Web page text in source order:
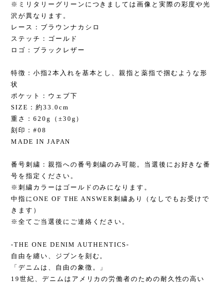
※ミリタリーグリーンにつきましては画像と実際の彩度や光
沢が異なります。
レース：ブラウンナカシロ
ステッチ：ゴールド
ロゴ：ブラックレザー
特徴：小指2本入れを基本とし、親指と薬指で掴むような形
状
ポケット：ウェブ下
SIZE：約33.0cm
重さ：620g（±30g）
刻印：#08
MADE IN JAPAN
番号刺繍：親指への番号刺繍のみ可能。当選後にお好きな番
号を指定ください。
※刺繍カラーはゴールドのみになります。
中指にONE OF THE ANSWER刺繍あり（なしでもお受けで
きます）
※全てご当選後にご連絡ください。
-THE ONE DENIM AUTHENTICS-
自由を纏い、ジブンを刻む。
「デニムは、自由の象徴。」
19世紀、デニムはアメリカの労働者のための耐久性の高い